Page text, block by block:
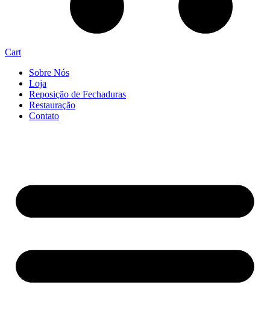
Cart
Sobre Nós
Loja
Reposição de Fechaduras
Restauração
Contato